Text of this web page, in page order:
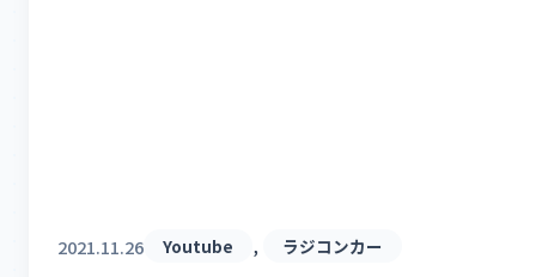
2021.11.26 Youtube , ラジコンカー